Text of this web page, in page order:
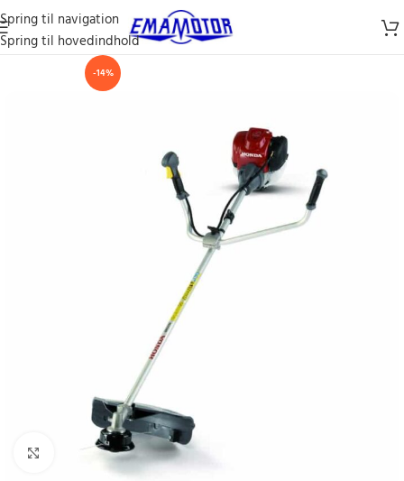
Spring til navigation
Spring til hovedindhold
-14%
Klik for at forstørre